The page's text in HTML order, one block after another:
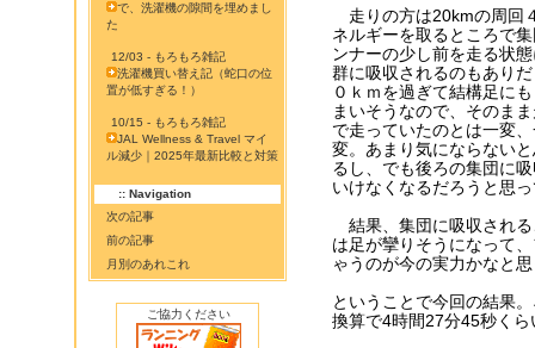
で、洗濯機の隙間を埋めまし
た
12/03 - もろもろ雑記
洗濯機買い替え記（蛇口の位
置が低すぎる！）
10/15 - もろもろ雑記
JAL Wellness & Travel マイ
ル減少｜2025年最新比較と対策
:: Navigation
次の記事
前の記事
月別のあれこれ
ご協力ください
走りの方は20kmの周回
ネルギーを取るところで
ンナーの少し前を走る状
群に吸収されるのもあり
０ｋｍを過ぎて結構足に
まいそうなので、そのま
で走っていたのとは一変
変。あまり気にならない
るし、でも後ろの集団に
いけなくなるだろうと思
結果、集団に吸収され
は足が攣りそうになって
ゃうのが今の実力かなと
ということで今回の結果
換算で4時間27分45秒くら